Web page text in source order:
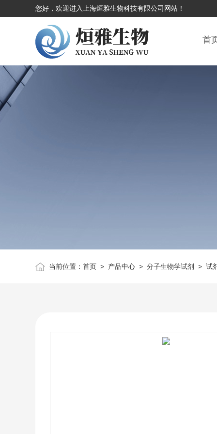
您好，欢迎进入上海烜雅生物科技有限公司网站！
首
当前位置： 首页> 产品中心> 分子生物学试剂 > 试